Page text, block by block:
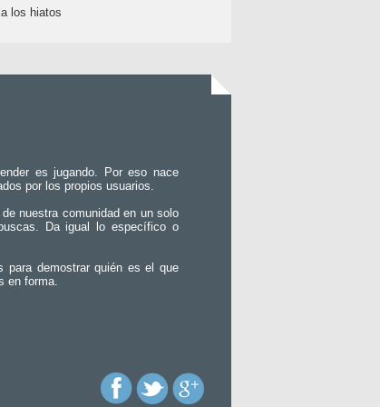
los hiatos
es jugando. Por eso nace
por los propios usuarios.
nuestra comunidad en un solo
Da igual lo específico o
para demostrar quién es el que
en forma.